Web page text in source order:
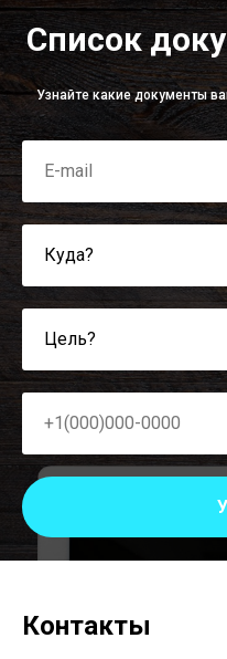
Список
Узнайте какие документы
Контакты